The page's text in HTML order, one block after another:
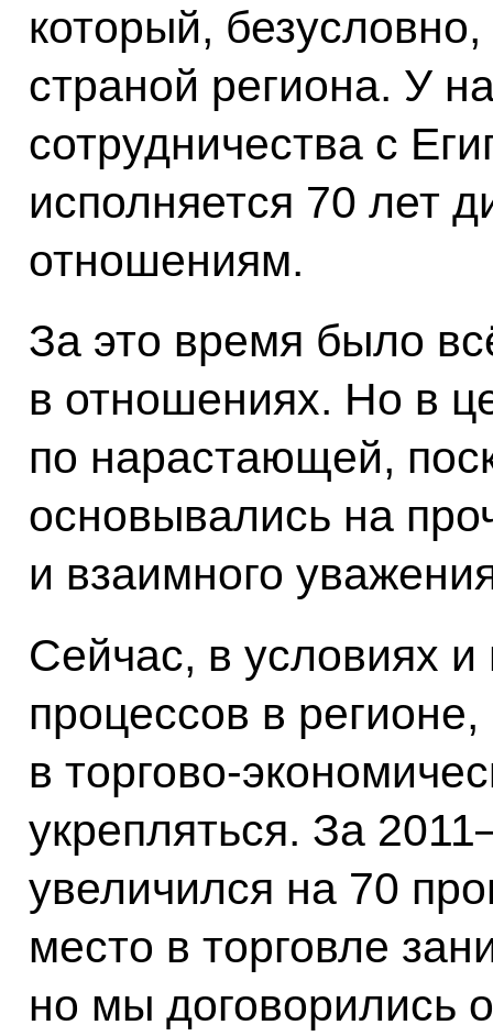
который,
страной региона. У
сотрудничества с
исполняется 70 лет
отношениям.
За это время было
в отношениях. Но в
по нарастающей,
основывались на
и взаимного
Сейчас, в условиях
процессов в
в торгово-
укрепляться. За
увеличился на 70
место в торговле
но мы договорились